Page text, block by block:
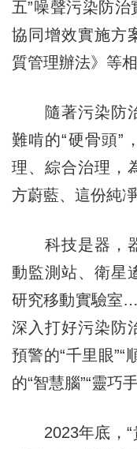
五”噪聲污染防
協同增效實施方
質管理辦法》等相
隨著污染防治
難啃的“硬骨頭”
理、綜合治理，
方蔚藍、這份純凈
科技是器，器
動監測站、衛星
研究移動實驗室
深入打好污染防
預警的“千里眼”“
的“智慧腦”“靈巧手
2023年底，“